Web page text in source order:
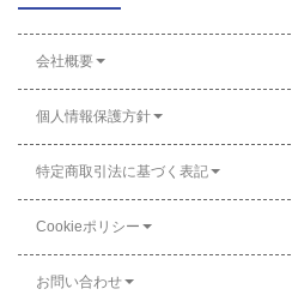
会社概要
個人情報保護方針
特定商取引法に基づく表記
Cookieポリシー
お問い合わせ